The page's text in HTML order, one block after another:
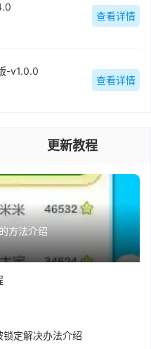
查看详情
-v1.0.0
查看详情
更新教程
方法介绍
锁定解决办法介绍